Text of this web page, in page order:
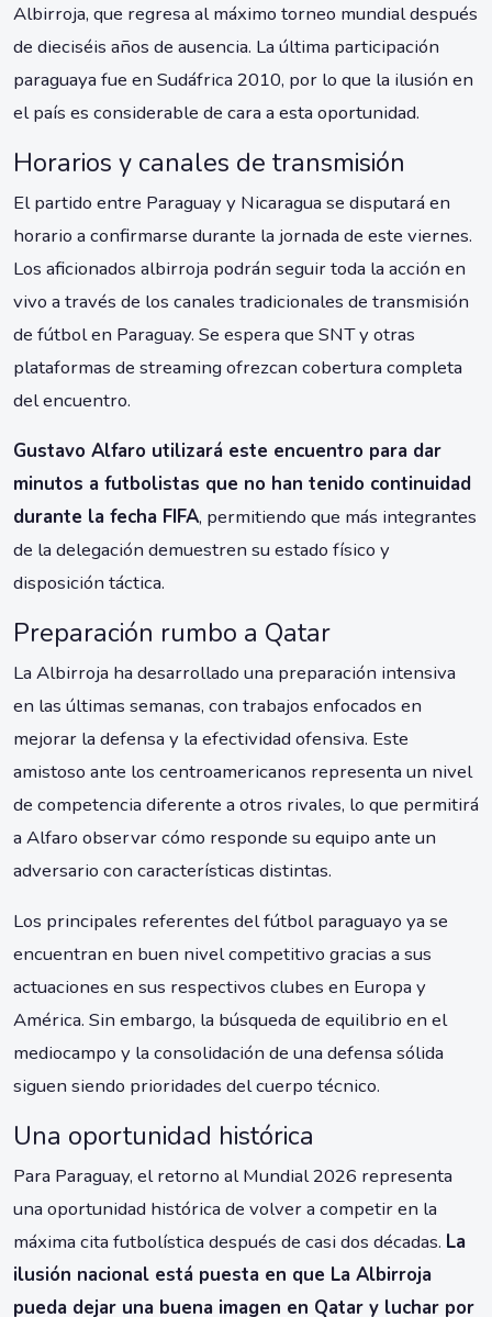
Albirroja, que regresa al máximo torneo mundial después
de dieciséis años de ausencia. La última participación
paraguaya fue en Sudáfrica 2010, por lo que la ilusión en
el país es considerable de cara a esta oportunidad.
Horarios y canales de transmisión
El partido entre Paraguay y Nicaragua se disputará en
horario a confirmarse durante la jornada de este viernes.
Los aficionados albirroja podrán seguir toda la acción en
vivo a través de los canales tradicionales de transmisión
de fútbol en Paraguay. Se espera que SNT y otras
plataformas de streaming ofrezcan cobertura completa
del encuentro.
Gustavo Alfaro utilizará este encuentro para dar
minutos a futbolistas que no han tenido continuidad
durante la fecha FIFA, permitiendo que más integrantes
de la delegación demuestren su estado físico y
disposición táctica.
Preparación rumbo a Qatar
La Albirroja ha desarrollado una preparación intensiva
en las últimas semanas, con trabajos enfocados en
mejorar la defensa y la efectividad ofensiva. Este
amistoso ante los centroamericanos representa un nivel
de competencia diferente a otros rivales, lo que permitirá
a Alfaro observar cómo responde su equipo ante un
adversario con características distintas.
Los principales referentes del fútbol paraguayo ya se
encuentran en buen nivel competitivo gracias a sus
actuaciones en sus respectivos clubes en Europa y
América. Sin embargo, la búsqueda de equilibrio en el
mediocampo y la consolidación de una defensa sólida
siguen siendo prioridades del cuerpo técnico.
Una oportunidad histórica
Para Paraguay, el retorno al Mundial 2026 representa
una oportunidad histórica de volver a competir en la
máxima cita futbolística después de casi dos décadas. La
ilusión nacional está puesta en que La Albirroja
pueda dejar una buena imagen en Qatar y luchar por